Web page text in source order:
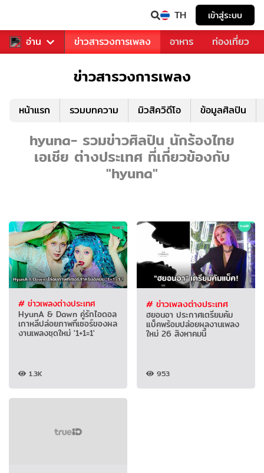
TH เข้าสู่ระบบ
อ่าน
ข่าวบันเทิง ข่าวสารวงการเพลง อาหาร ท่องเที่ยว
ข่าวสารวงการเพลง
หน้าแรก รวมบทความ มิวสิควิดีโอ ข้อมูลศิลปิน
hyuna- รวมข่าวศิลปิน นักร้องไทย
เอเชีย ต่างประเทศ ที่เกี่ยวข้องกับ
"hyuna"
# ข่าวเพลงต่างประเทศ
HyunA & Dawn คู่รักไอดอล
เกาหลีปล่อยภาพทีเซอร์ของผล
งานเพลงชุดใหม่ '1+1=1'
1.3K
# ข่าวเพลงต่างประเทศ
ฮยอนอา ประกาศเตรียมคัม
แบ็คพร้อมปล่อยผลงานเพลง
ใหม่ 26 สิงหาคมนี้
953